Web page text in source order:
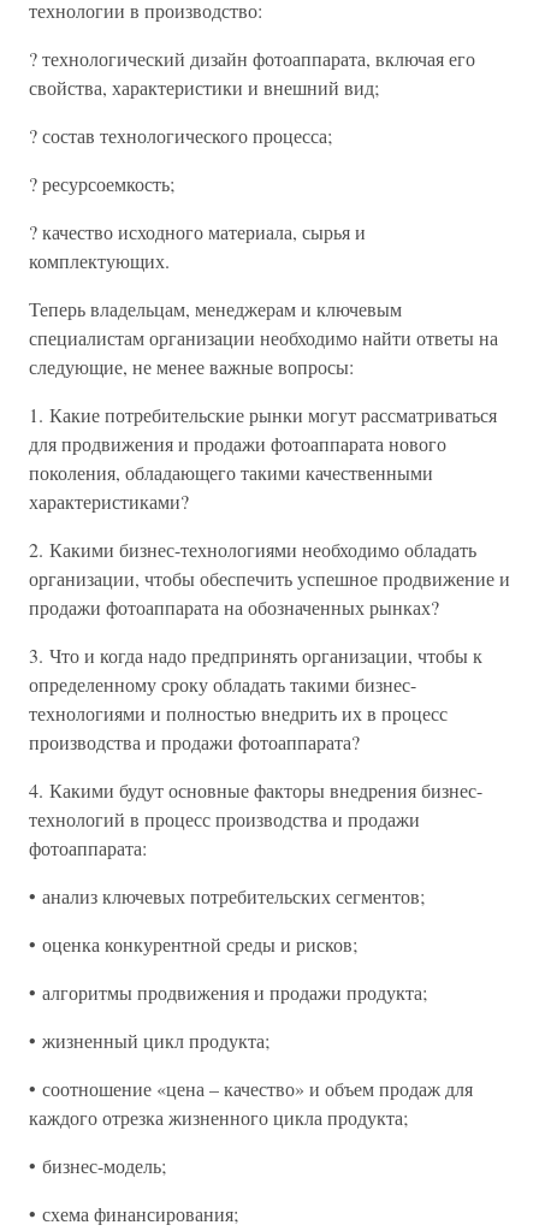
технологии в производство:
? технологический дизайн фотоаппарата, включая его
свойства, характеристики и внешний вид;
? состав технологического процесса;
? ресурсоемкость;
? качество исходного материала, сырья и
комплектующих.
Теперь владельцам, менеджерам и ключевым
специалистам организации необходимо найти ответы на
следующие, не менее важные вопросы:
1. Какие потребительские рынки могут рассматриваться
для продвижения и продажи фотоаппарата нового
поколения, обладающего такими качественными
характеристиками?
2. Какими бизнес-технологиями необходимо обладать
организации, чтобы обеспечить успешное продвижение и
продажи фотоаппарата на обозначенных рынках?
3. Что и когда надо предпринять организации, чтобы к
определенному сроку обладать такими бизнес-
технологиями и полностью внедрить их в процесс
производства и продажи фотоаппарата?
4. Какими будут основные факторы внедрения бизнес-
технологий в процесс производства и продажи
фотоаппарата:
• анализ ключевых потребительских сегментов;
• оценка конкурентной среды и рисков;
• алгоритмы продвижения и продажи продукта;
• жизненный цикл продукта;
• соотношение «цена – качество» и объем продаж для
каждого отрезка жизненного цикла продукта;
• бизнес-модель;
• схема финансирования;